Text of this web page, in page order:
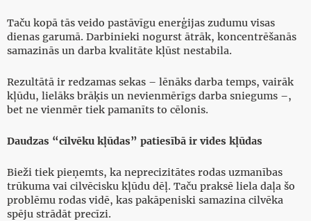
Taču kopā tās veido pastāvīgu enerģijas zudumu visas
dienas garumā. Darbinieki nogurst ātrāk, koncentrēšanās
samazinās un darba kvalitāte kļūst nestabila.
Rezultātā ir redzamas sekas – lēnāks darba temps, vairāk
kļūdu, lielāks brāķis un nevienmērīgs darba sniegums –,
bet ne vienmēr tiek pamanīts to cēlonis.
Daudzas “cilvēku kļūdas” patiesībā ir vides kļūdas
Bieži tiek pieņemts, ka neprecizitātes rodas uzmanības
trūkuma vai cilvēcisku kļūdu dēļ. Taču praksē liela daļa šo
problēmu rodas vidē, kas pakāpeniski samazina cilvēka
spēju strādāt precīzi.